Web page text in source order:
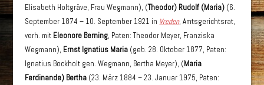
Elisabeth Holtgräve, Frau Wegmann), (Theodor) Rudolf (Maria) (6.
September 1874 – 10. September 1921 in Vreden, Amtsgerichtsrat,
verh. mit Eleonore Berning, Paten: Theodor Meyer, Franziska
Wegmann), Ernst Ignatius Maria (geb. 28. Oktober 1877, Paten:
Ignatius Bockholt gen. Wegmann, Bertha Meyer), (Maria
Ferdinande) Bertha (23. März 1884 – 23. Januar 1975, Paten: